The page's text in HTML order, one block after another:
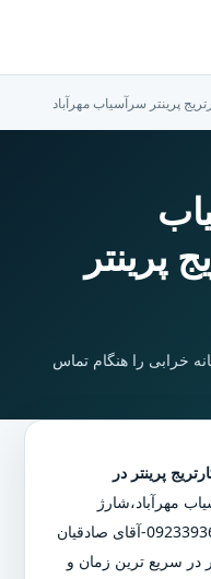
پرینتر سرآسیاب مهرآباد
پرینتر
خرابی را هنگام تماس
پرینتر در
مهرآباد،شارژ
09233936258-آقای صادقیان
در سریع ترین زمان و